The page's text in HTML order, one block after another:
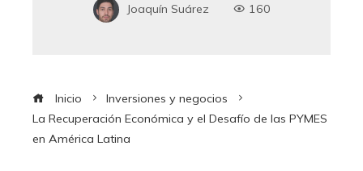
Joaquín Suárez 160
Inicio
Inversiones y negocios
La Recuperación Económica y el Desafío de las PYMES
en América Latina